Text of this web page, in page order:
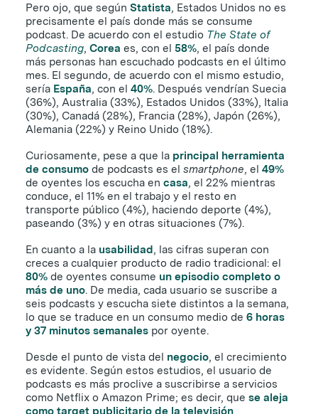
Pero ojo, que según Statista, Estados Unidos no es
precisamente el país donde más se consume
podcast. De acuerdo con el estudio The State of
Podcasting, Corea es, con el 58%, el país donde
más personas han escuchado podcasts en el último
mes. El segundo, de acuerdo con el mismo estudio,
sería España, con el 40%. Después vendrían Suecia
(36%), Australia (33%), Estados Unidos (33%), Italia
(30%), Canadá (28%), Francia (28%), Japón (26%),
Alemania (22%) y Reino Unido (18%).
Curiosamente, pese a que la principal herramienta
de consumo de podcasts es el smartphone, el 49%
de oyentes los escucha en casa, el 22% mientras
conduce, el 11% en el trabajo y el resto en
transporte público (4%), haciendo deporte (4%),
paseando (3%) y en otras situaciones (7%).
En cuanto a la usabilidad, las cifras superan con
creces a cualquier producto de radio tradicional: el
80% de oyentes consume un episodio completo o
más de uno. De media, cada usuario se suscribe a
seis podcasts y escucha siete distintos a la semana,
lo que se traduce en un consumo medio de 6 horas
y 37 minutos semanales por oyente.
Desde el punto de vista del negocio, el crecimiento
es evidente. Según estos estudios, el usuario de
podcasts es más proclive a suscribirse a servicios
como Netflix o Amazon Prime; es decir, que se aleja
como target publicitario de la televisión